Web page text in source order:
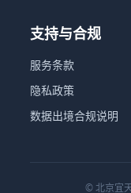
支持与合规
服务条款
隐私政策
数据出境合规说明
© 北京宜